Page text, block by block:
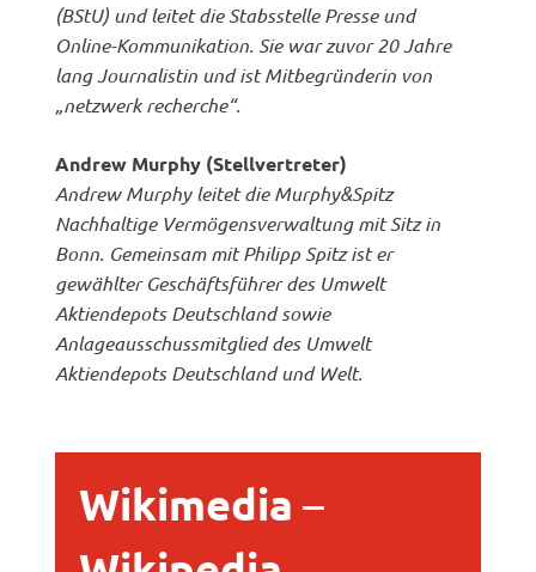
(BStU) und leitet die Stabsstelle Presse und
Online-Kommunikation. Sie war zuvor 20 Jahre
lang Journalistin und ist Mitbegründerin von
„netzwerk recherche“.
Andrew Murphy (Stellvertreter)
Andrew Murphy leitet die Murphy&Spitz
Nachhaltige Vermögensverwaltung mit Sitz in
Bonn. Gemeinsam mit Philipp Spitz ist er
gewählter Geschäftsführer des Umwelt
Aktiendepots Deutschland sowie
Anlageausschussmitglied des Umwelt
Aktiendepots Deutschland und Welt.
Wikimedia –